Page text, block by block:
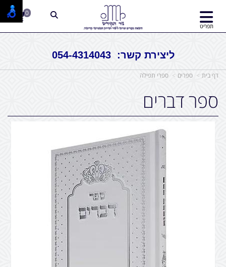
ליצירת קשר: 054-4314043
תפריט
0
דף בית ספרים ספרי תפילה
ספר דברים